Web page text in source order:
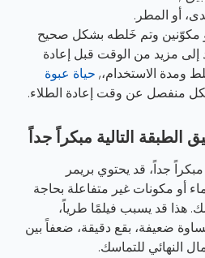
أو المطر.
مكوّنين وتم خَلطه بشكل صحيح
مزيد من الوقت قبل إعادة
ومدة الاستخدام،, حياة عبوة
منفصل عن وقت إعادة الطلاء.
الطبقة التالية مبكراً جداً
مبكراً جداً، قد يحتوي بريمر
أو مكونات غير متفاعلة بحاجة
هذا قد يسبب فيلمًا طرياً،
ضعيفة، بقع دقيقة، ضعفاً بين
النهائي للتماسك.